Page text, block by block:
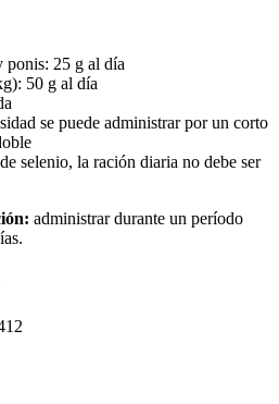
ponis: 25 g al día
50 g al día
se puede administrar por un corto
selenio, la ración diaria no debe ser
administrar durante un período